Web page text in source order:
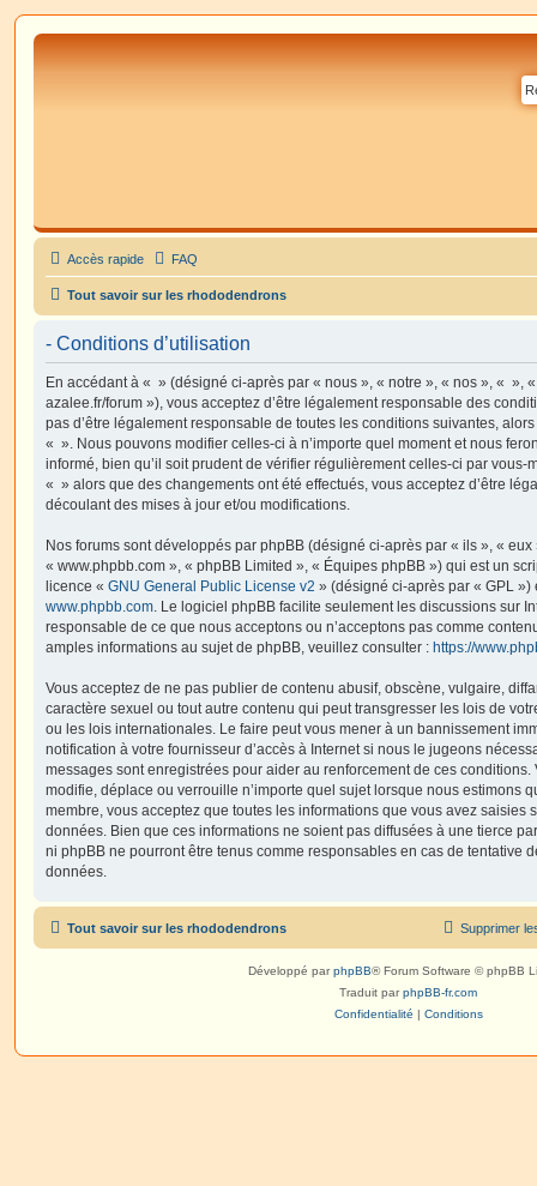
Accès rapide FAQ
Tout savoir sur les rhododendrons
- Conditions d’utilisation
En accédant à « » (désigné ci-après par « nous », « notre », « nos », « »,
azalee.fr/forum »), vous acceptez d’être légalement responsable des
pas d’être légalement responsable de toutes les conditions suivantes,
« ». Nous pouvons modifier celles-ci à n’importe quel moment et nous
informé, bien qu’il soit prudent de vérifier régulièrement celles-ci par vous-
« » alors que des changements ont été effectués, vous acceptez d’être
découlant des mises à jour et/ou modifications.
Nos forums sont développés par phpBB (désigné ci-après par « ils », «
« www.phpbb.com », « phpBB Limited », « Équipes phpBB ») qui est un
licence « GNU General Public License v2 » (désigné ci-après par « GPL
www.phpbb.com. Le logiciel phpBB facilite seulement les discussions sur
responsable de ce que nous acceptons ou n’acceptons pas comme
amples informations au sujet de phpBB, veuillez consulter : https://
Vous acceptez de ne pas publier de contenu abusif, obscène, vulgaire,
caractère sexuel ou tout autre contenu qui peut transgresser les lois de
ou les lois internationales. Le faire peut vous mener à un bannissement
notification à votre fournisseur d’accès à Internet si nous le jugeons
messages sont enregistrées pour aider au renforcement de ces
modifie, déplace ou verrouille n’importe quel sujet lorsque nous estimons
membre, vous acceptez que toutes les informations que vous avez saisies
données. Bien que ces informations ne soient pas diffusées à une tierce
ni phpBB ne pourront être tenus comme responsables en cas de tentative
données.
Tout savoir sur les rhododendrons Supprimer
Développé parphpBB® Forum Software © phpBB
Traduit parphpBB-fr.com
Confidentialité | Conditions